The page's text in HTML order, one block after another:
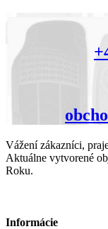
Vážení zákazníci,
Aktuálne vytvorené
Roku.
Informácie